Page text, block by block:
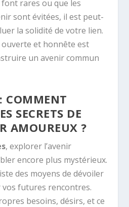
rares ou que les
sont évitées, il est peut-
la solidité de votre lien.
et honnête est
un avenir commun
COMMENT
SECRETS DE
AMOUREUX ?
, explorer l’avenir
encore plus mystérieux.
des moyens de dévoiler
vos futures rencontres.
besoins, désirs, et ce